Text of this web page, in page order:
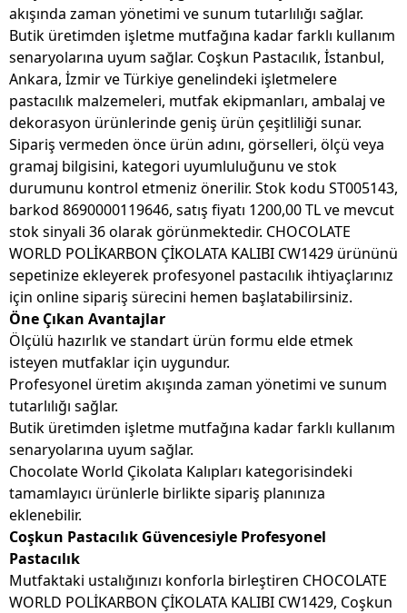
akışında zaman yönetimi ve sunum tutarlılığı sağlar.
Butik üretimden işletme mutfağına kadar farklı kullanım
senaryolarına uyum sağlar. Coşkun Pastacılık, İstanbul,
Ankara, İzmir ve Türkiye genelindeki işletmelere
pastacılık malzemeleri, mutfak ekipmanları, ambalaj ve
dekorasyon ürünlerinde geniş ürün çeşitliliği sunar.
Sipariş vermeden önce ürün adını, görselleri, ölçü veya
gramaj bilgisini, kategori uyumluluğunu ve stok
durumunu kontrol etmeniz önerilir. Stok kodu ST005143,
barkod 8690000119646, satış fiyatı 1200,00 TL ve mevcut
stok sinyali 36 olarak görünmektedir. CHOCOLATE
WORLD POLİKARBON ÇİKOLATA KALIBI CW1429 ürününü
sepetinize ekleyerek profesyonel pastacılık ihtiyaçlarınız
için online sipariş sürecini hemen başlatabilirsiniz.
Öne Çıkan Avantajlar
Ölçülü hazırlık ve standart ürün formu elde etmek
isteyen mutfaklar için uygundur.
Profesyonel üretim akışında zaman yönetimi ve sunum
tutarlılığı sağlar.
Butik üretimden işletme mutfağına kadar farklı kullanım
senaryolarına uyum sağlar.
Chocolate World Çikolata Kalıpları kategorisindeki
tamamlayıcı ürünlerle birlikte sipariş planınıza
eklenebilir.
Coşkun Pastacılık Güvencesiyle Profesyonel
Pastacılık
Mutfaktaki ustalığınızı konforla birleştiren CHOCOLATE
WORLD POLİKARBON ÇİKOLATA KALIBI CW1429, Coşkun